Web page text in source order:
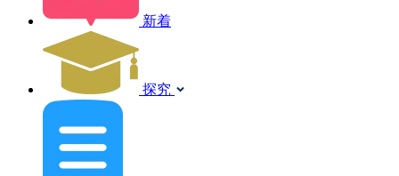
新着
探究